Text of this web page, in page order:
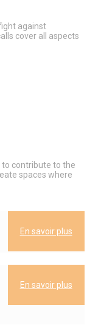
against
cover all aspects
contribute to the
spaces where
En savoir plus
En savoir plus